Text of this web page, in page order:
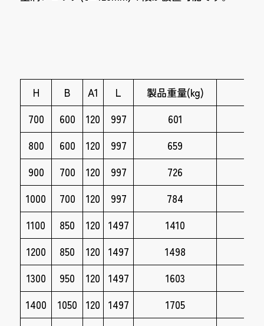
H B A1 L
製品重量(kg)
700
600 120 997 601
800
600 120 997 659
900
700 120 997 726
1000
700 120 997 784
1100
850 120 1497 1410
1200
850 120 1497 1498
1300
950 120 1497 1603
1400
1050 120 1497 1705